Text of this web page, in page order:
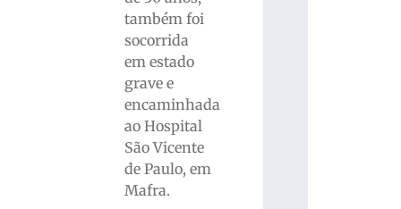
também foi
socorrida
em estado
grave e
encaminhada
ao Hospital
São Vicente
de Paulo, em
Mafra.